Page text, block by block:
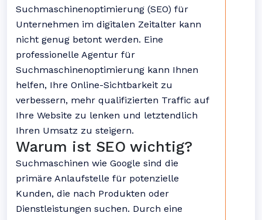
Suchmaschinenoptimierung (SEO) für
Unternehmen im digitalen Zeitalter kann
nicht genug betont werden. Eine
professionelle Agentur für
Suchmaschinenoptimierung kann Ihnen
helfen, Ihre Online-Sichtbarkeit zu
verbessern, mehr qualifizierten Traffic auf
Ihre Website zu lenken und letztendlich
Ihren Umsatz zu steigern.
Warum ist SEO wichtig?
Suchmaschinen wie Google sind die
primäre Anlaufstelle für potenzielle
Kunden, die nach Produkten oder
Dienstleistungen suchen. Durch eine